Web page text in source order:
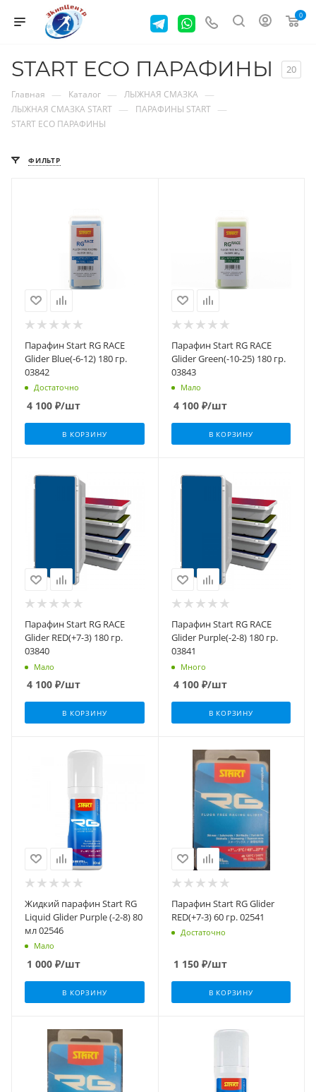
0
START ECO ПАРАФИНЫ 20
Главная — Каталог — ЛЫЖНАЯ СМАЗКА —
ЛЫЖНАЯ СМАЗКА START — ПАРАФИНЫ START —
START ECO ПАРАФИНЫ
ФИЛЬТР
Парафин Start RG RACE
Glider Blue(-6-12) 180 гр.
03842
Достаточно
4 100 ₽/шт
В КОРЗИНУ
Парафин Start RG RACE
Glider Green(-10-25) 180 гр.
03843
Мало
4 100₽/шт
В КОРЗИНУ
Парафин Start RG RACE
Glider RED(+7-3) 180 гр.
03840
Мало
4 100 ₽/шт
В КОРЗИНУ
Парафин Start RG RACE
Glider Purple(-2-8) 180 гр.
03841
Много
4 100₽/шт
В КОРЗИНУ
Жидкий парафин Start RG
Liquid Glider Purple (-2-8) 80
мл 02546
Мало
1 000 ₽/шт
В КОРЗИНУ
Парафин Start RG Glider
RED(+7-3) 60 гр. 02541
Достаточно
1 150₽/шт
В КОРЗИНУ